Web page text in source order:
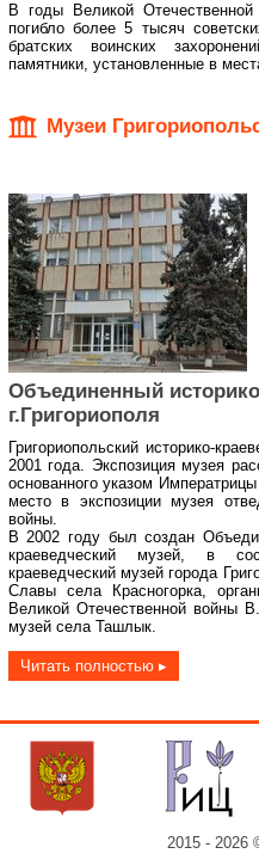
В годы Великой
погибло более 5 тысяч
братских воинских
памятники, установленные в
Музеи
Объединенный
г.Григориополя
Григориопольский историко-
2001 года. Экспозиция музея
основанного указом
место в экспозиции музея
войны.
В 2002 году был создан
краеведческий музей, в
краеведческий музей города
Славы села Красногорка,
Великой Отечественной войны
музей села Ташлык.
Читать полностью ▸
2015 - 2026